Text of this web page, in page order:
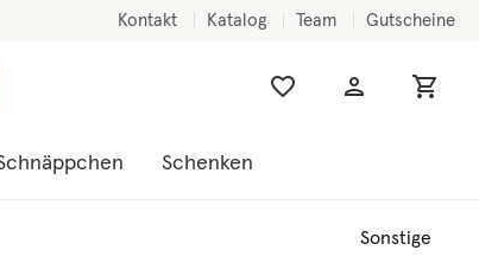
Kontakt Katalog Team Gutscheine
Schenken
Sonstige